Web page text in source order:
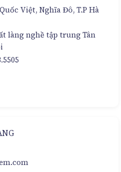
Hoàn
Cấp
Việt, Nghĩa Đô, T.P Hà
làng nghề tập trung Tân